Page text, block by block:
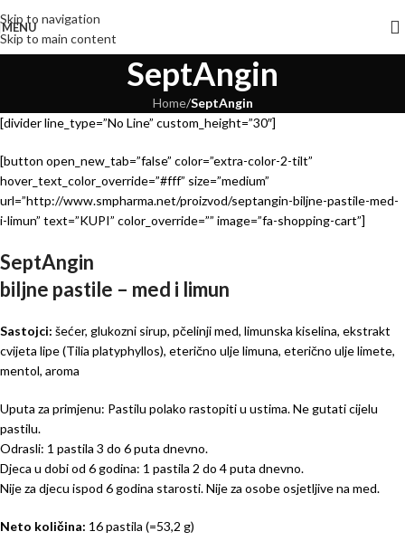
Skip to navigation
Skip to main content
MENU
SeptAngin
Home/SeptAngin
[divider line_type=”No Line” custom_height=”30″]
[button open_new_tab=”false” color=”extra-color-2-tilt”
hover_text_color_override=”#fff” size=”medium”
url=”http://www.smpharma.net/proizvod/septangin-biljne-pastile-med-
i-limun” text=”KUPI” color_override=”” image=”fa-shopping-cart”]
SeptAngin
biljne pastile – med i limun
Sastojci: šećer, glukozni sirup, pčelinji med, limunska kiselina, ekstrakt
cvijeta lipe (Tilia platyphyllos), eterično ulje limuna, eterično ulje limete,
mentol, aroma
Uputa za primjenu: Pastilu polako rastopiti u ustima. Ne gutati cijelu
pastilu.
Odrasli: 1 pastila 3 do 6 puta dnevno.
Djeca u dobi od 6 godina: 1 pastila 2 do 4 puta dnevno.
Nije za djecu ispod 6 godina starosti. Nije za osobe osjetljive na med.
Neto količina: 16 pastila (=53,2 g)